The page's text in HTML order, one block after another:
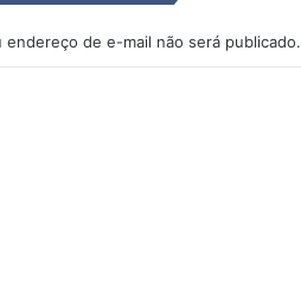
endereço de e-mail não será publicado.